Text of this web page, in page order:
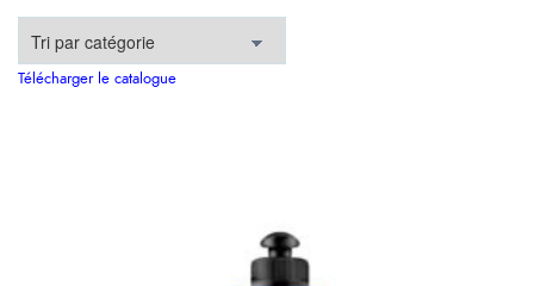
Télécharger le catalogue